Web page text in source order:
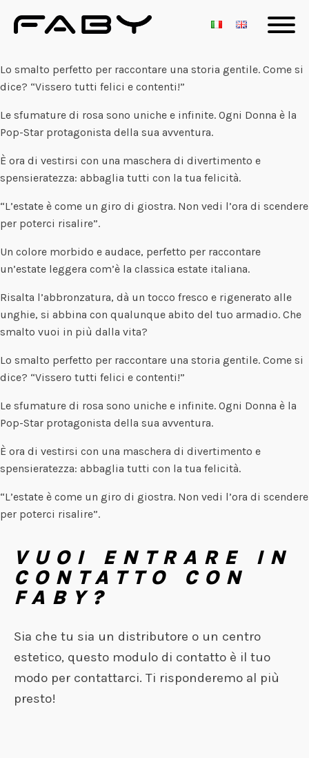
Lo smalto perfetto per raccontare una storia gentile. Come si
dice? “Vissero tutti felici e contenti!”
Le sfumature di rosa sono uniche e infinite. Ogni Donna è la
Pop-Star protagonista della sua avventura.
È ora di vestirsi con una maschera di divertimento e
spensieratezza: abbaglia tutti con la tua felicità.
“L’estate è come un giro di giostra. Non vedi l’ora di scendere
per poterci risalire”.
Un colore morbido e audace, perfetto per raccontare
un’estate leggera com’è la classica estate italiana.
Risalta l’abbronzatura, dà un tocco fresco e rigenerato alle
unghie, si abbina con qualunque abito del tuo armadio. Che
smalto vuoi in più dalla vita?
Lo smalto perfetto per raccontare una storia gentile. Come si
dice? “Vissero tutti felici e contenti!”
Le sfumature di rosa sono uniche e infinite. Ogni Donna è la
Pop-Star protagonista della sua avventura.
È ora di vestirsi con una maschera di divertimento e
spensieratezza: abbaglia tutti con la tua felicità.
“L’estate è come un giro di giostra. Non vedi l’ora di scendere
per poterci risalire”.
VUOI ENTRARE IN
CONTATTO CON
FABY?
Sia che tu sia un distributore o un centro
estetico, questo modulo di contatto è il tuo
modo per contattarci. Ti risponderemo al più
presto!